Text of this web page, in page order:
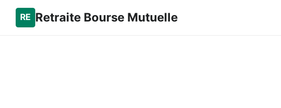
Retraite Bourse Mutuelle